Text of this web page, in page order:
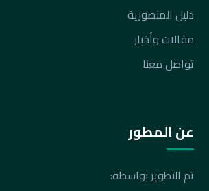
دليل المنصورية
مقالات وأخبار
تواصل معنا
عن المطور
تم التطوير بواسطة: